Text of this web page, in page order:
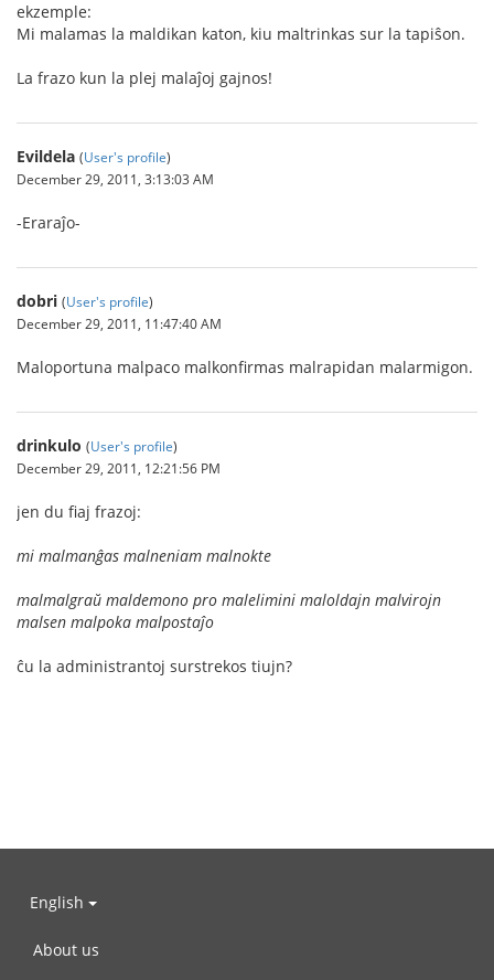
ekzemple:
Mi malamas la maldikan katon, kiu maltrinkas sur la tapiŝon.
La frazo kun la plej malaĵoj gajnos!
Evildela (User's profile)
December 29, 2011, 3:13:03 AM
-Eraraĵo-
dobri (User's profile)
December 29, 2011, 11:47:40 AM
Maloportuna malpaco malkonfirmas malrapidan malarmigon.
drinkulo (User's profile)
December 29, 2011, 12:21:56 PM
jen du fiaj frazoj:
mi malmanĝas malneniam malnokte
malmalgraŭ maldemono pro malelimini maloldajn malvirojn
malsen malpoka malpostaĵo
ĉu la administrantoj surstrekos tiujn?
English
About us